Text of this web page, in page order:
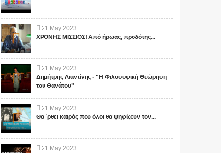
21 May 2023
ΧΡΟΝΗΣ ΜΙΣΣΙΟΣ! Από ήρωας, προδότης...
21 May 2023
Δημήτρης Λιαντίνης - "Η Φιλοσοφική Θεώρηση
του Θανάτου"
21 May 2023
Θα ΄ρθει καιρός που όλοι θα ψηφίζουν τον...
21 May 2023